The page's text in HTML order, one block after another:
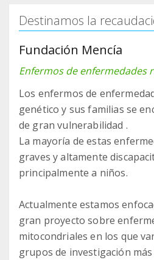
Destinamos la
Fundación Mencía
Enfermos de enfermedades
Los enfermos de
genético y sus familias se
de gran vulnerabilidad .
La mayoría de estas
graves y altamente
principalmente a niños.
Actualmente estamos
gran proyecto sobre
mitocondriales en los que
grupos de investigación